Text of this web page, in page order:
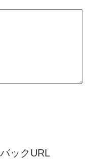
ックURL